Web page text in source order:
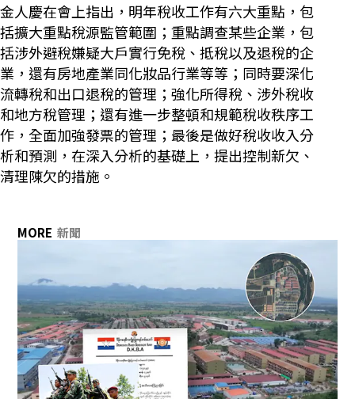
金人慶在會上指出，明年稅收工作有六大重點，包
括擴大重點稅源監管範圍；重點調查某些企業，包
括涉外避稅嫌疑大戶實行免稅、抵稅以及退稅的企
業，還有房地產業同化妝品行業等等；同時要深化
流轉稅和出口退稅的管理；強化所得稅、涉外稅收
和地方稅管理；還有進一步整頓和規範稅收秩序工
作，全面加強發票的管理；最後是做好稅收收入分
析和預測，在深入分析的基礎上，提出控制新欠、
清理陳欠的措施。
MORE 新聞